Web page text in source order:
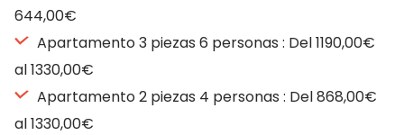
644,00€
Apartamento 3 piezas 6 personas : Del 1190,00€
al 1330,00€
Apartamento 2 piezas 4 personas : Del 868,00€
al 1330,00€